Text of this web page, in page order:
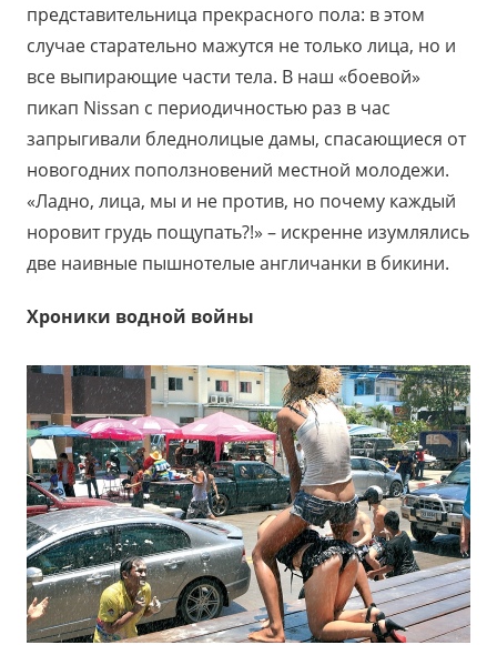
представительница прекрасного пола: в этом
случае старательно мажутся не только лица, но и
все выпирающие части тела. В наш «боевой»
пикап Nissan с периодичностью раз в час
запрыгивали бледнолицые дамы, спасающиеся от
новогодних поползновений местной молодежи.
«Ладно, лица, мы и не против, но почему каждый
норовит грудь пощупать?!» – искренне изумлялись
две наивные пышнотелые англичанки в бикини.
Хроники водной войны